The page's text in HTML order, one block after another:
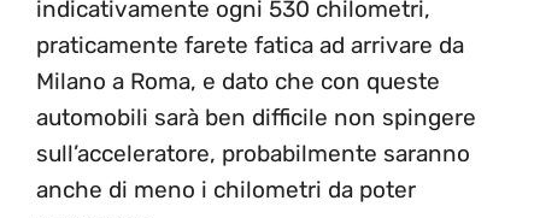
indicativamente ogni 530 chilometri,
praticamente farete fatica ad arrivare da
Milano a Roma, e dato che con queste
automobili sarà ben difficile non spingere
sull’acceleratore, probabilmente saranno
anche di meno i chilometri da poter